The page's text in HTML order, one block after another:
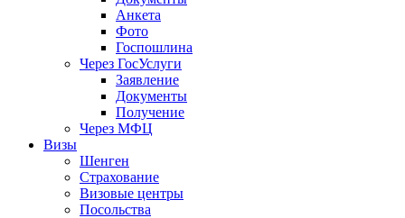
Анкета
Фото
Госпошлина
Через ГосУслуги
Заявление
Документы
Получение
Через МФЦ
Визы
Шенген
Страхование
Визовые центры
Посольства